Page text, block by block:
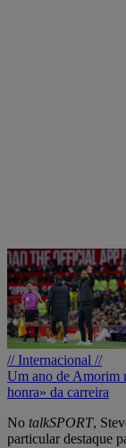
// Internacional //
Um ano de Amorim
honra» da carreira
No talkSPORT,
particular destaque